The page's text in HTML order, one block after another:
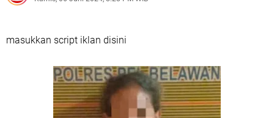
masukkan script iklan disini